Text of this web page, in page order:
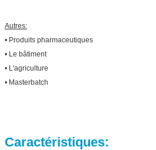
Autres:
• Produits pharmaceutiques
• Le bâtiment
• L'agriculture
• Masterbatch
Caractéristiques: